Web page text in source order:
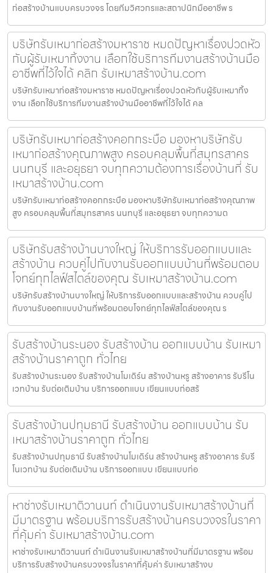
ก่อสร้างบ้านแบบครบวงจร โดยทีมวิศวกรและสถาปนิกมืออาชีพ ร
บริษัทรับเหมาก่อสร้างมหาราช หมดปัญหาเรื่องปวดหัว
กับผู้รับเหมาทิ้งงาน เลือกใช้บริการทีมงานสร้างบ้านมือ
อาชีพที่ไว้ใจได้ คลิก รับเหมาสร้างบ้าน.com
บริษัทรับเหมาก่อสร้างมหาราช หมดปัญหาเรื่องปวดหัวกับผู้รับเหมาทิ้ง
งาน เลือกใช้บริการทีมงานสร้างบ้านมืออาชีพที่ไว้ใจได้ คล
บริษัทรับเหมาก่อสร้างคอกกระบือ มองหาบริษัทรับ
เหมาก่อสร้างคุณภาพสูง ครอบคลุมพื้นที่สมุทรสาคร
นนทบุรี และอยุธยา จบทุกความต้องการเรื่องบ้านที่ รับ
เหมาสร้างบ้าน.com
บริษัทรับเหมาก่อสร้างคอกกระบือ มองหาบริษัทรับเหมาก่อสร้างคุณภาพ
สูง ครอบคลุมพื้นที่สมุทรสาคร นนทบุรี และอยุธยา จบทุกความต
บริษัทรับสร้างบ้านบางใหญ่ ให้บริการรับออกแบบและ
สร้างบ้าน ควบคู่ไปกับงานรับออกแบบบ้านที่พร้อมตอบ
โจทย์ทุกไลฟ์สไตล์ของคุณ รับเหมาสร้างบ้าน.com
บริษัทรับสร้างบ้านบางใหญ่ ให้บริการรับออกแบบและสร้างบ้าน ควบคู่ไป
กับงานรับออกแบบบ้านที่พร้อมตอบโจทย์ทุกไลฟ์สไตล์ของคุณ ร
รับสร้างบ้านระนอง รับสร้างบ้าน ออกแบบบ้าน รับเหมา
สร้างบ้านราคาถูก ทั่วไทย
รับสร้างบ้านระนอง รับสร้างบ้านโมเดิร์น สร้างบ้านหรู สร้างอาคาร รับรีโน
เวทบ้าน รับต่อเติมบ้าน บริการออกแบบ เขียนแบบก่อสร้
รับสร้างบ้านปทุมธานี รับสร้างบ้าน ออกแบบบ้าน รับ
เหมาสร้างบ้านราคาถูก ทั่วไทย
รับสร้างบ้านปทุมธานี รับสร้างบ้านโมเดิร์น สร้างบ้านหรู สร้างอาคาร รับรี
โนเวทบ้าน รับต่อเติมบ้าน บริการออกแบบ เขียนแบบก่อ
หาช่างรับเหมาติวานนท์ ดำเนินงานรับเหมาสร้างบ้านที่
มีมาตรฐาน พร้อมบริการรับสร้างบ้านครบวงจรในราคา
ที่คุ้มค่า รับเหมาสร้างบ้าน.com
หาช่างรับเหมาติวานนท์ ดำเนินงานรับเหมาสร้างบ้านที่มีมาตรฐาน พร้อม
บริการรับสร้างบ้านครบวงจรในราคาที่คุ้มค่า รับเหมาสร้างบ